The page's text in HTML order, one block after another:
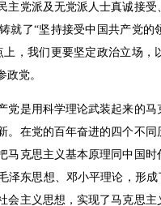
主党派及无党派人士真诚接
就了“坚持接受中国共产党的
，我们更要坚定政治立场，
党。
是用科学理论武装起来的马
。在党的百年奋进的四个不
马克思主义基本原理同中国
泽东思想、邓小平理论，形
会主义思想，实现了马克思